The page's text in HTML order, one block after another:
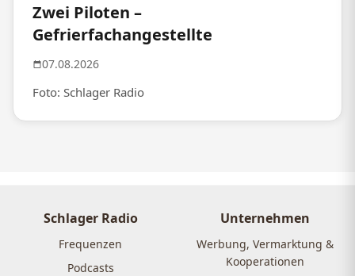
Zwei Piloten –
Gefrierfachangestellte
07.08.2026
Foto: Schlager Radio
Schlager Radio
Frequenzen
Podcasts
Unternehmen
Werbung, Vermarktung &
Kooperationen